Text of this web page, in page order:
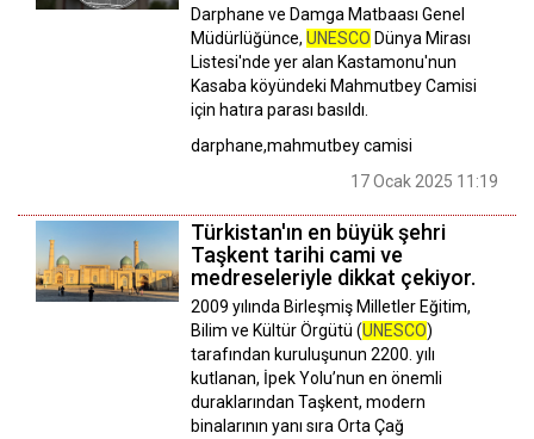
Darphane ve Damga Matbaası Genel
Müdürlüğünce, UNESCO Dünya Mirası
Listesi'nde yer alan Kastamonu'nun
Kasaba köyündeki Mahmutbey Camisi
için hatıra parası basıldı.
darphane,mahmutbey camisi
17 Ocak 2025 11:19
Türkistan'ın en büyük şehri
Taşkent tarihi cami ve
medreseleriyle dikkat çekiyor.
2009 yılında Birleşmiş Milletler Eğitim,
Bilim ve Kültür Örgütü (UNESCO)
tarafından kuruluşunun 2200. yılı
kutlanan, İpek Yolu’nun en önemli
duraklarından Taşkent, modern
binalarının yanı sıra Orta Çağ